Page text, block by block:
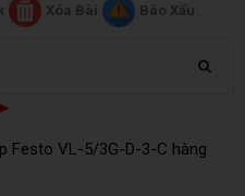
Xóa Bài Báo Xấu
Festo VL-5/3G-D-3-C hàng